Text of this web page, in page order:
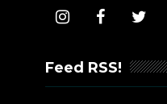
Feed RSS!